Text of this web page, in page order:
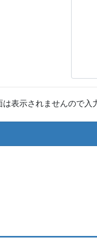
表示されませんので入